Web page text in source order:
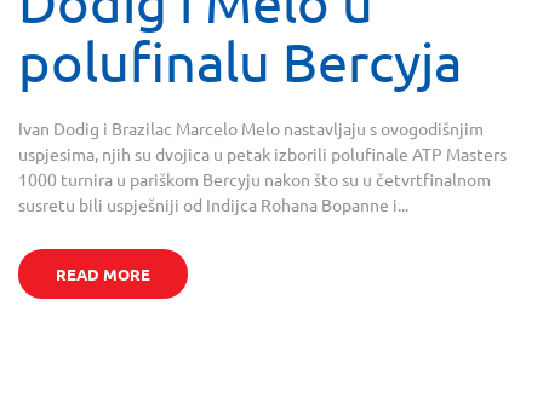
polufinalu Bercyja
Ivan Dodig i Brazilac Marcelo Melo nastavljaju s ovogodišnjim
uspjesima, njih su dvojica u petak izborili polufinale ATP Masters
1000 turnira u pariškom Bercyju nakon što su u četvrtfinalnom
susretu bili uspješniji od Indijca Rohana Bopanne i...
READ MORE